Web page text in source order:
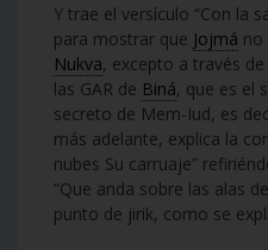
Y trae el versículo “Con la
para mostrar que Jojmá no
Nukva, excepto a través
las GAR de Biná, que es el
secreto de Mem-Iud, es
más adelante, explica la
nubes Su carruaje”
“Que anda sobre las alas
punto de jirik, como se